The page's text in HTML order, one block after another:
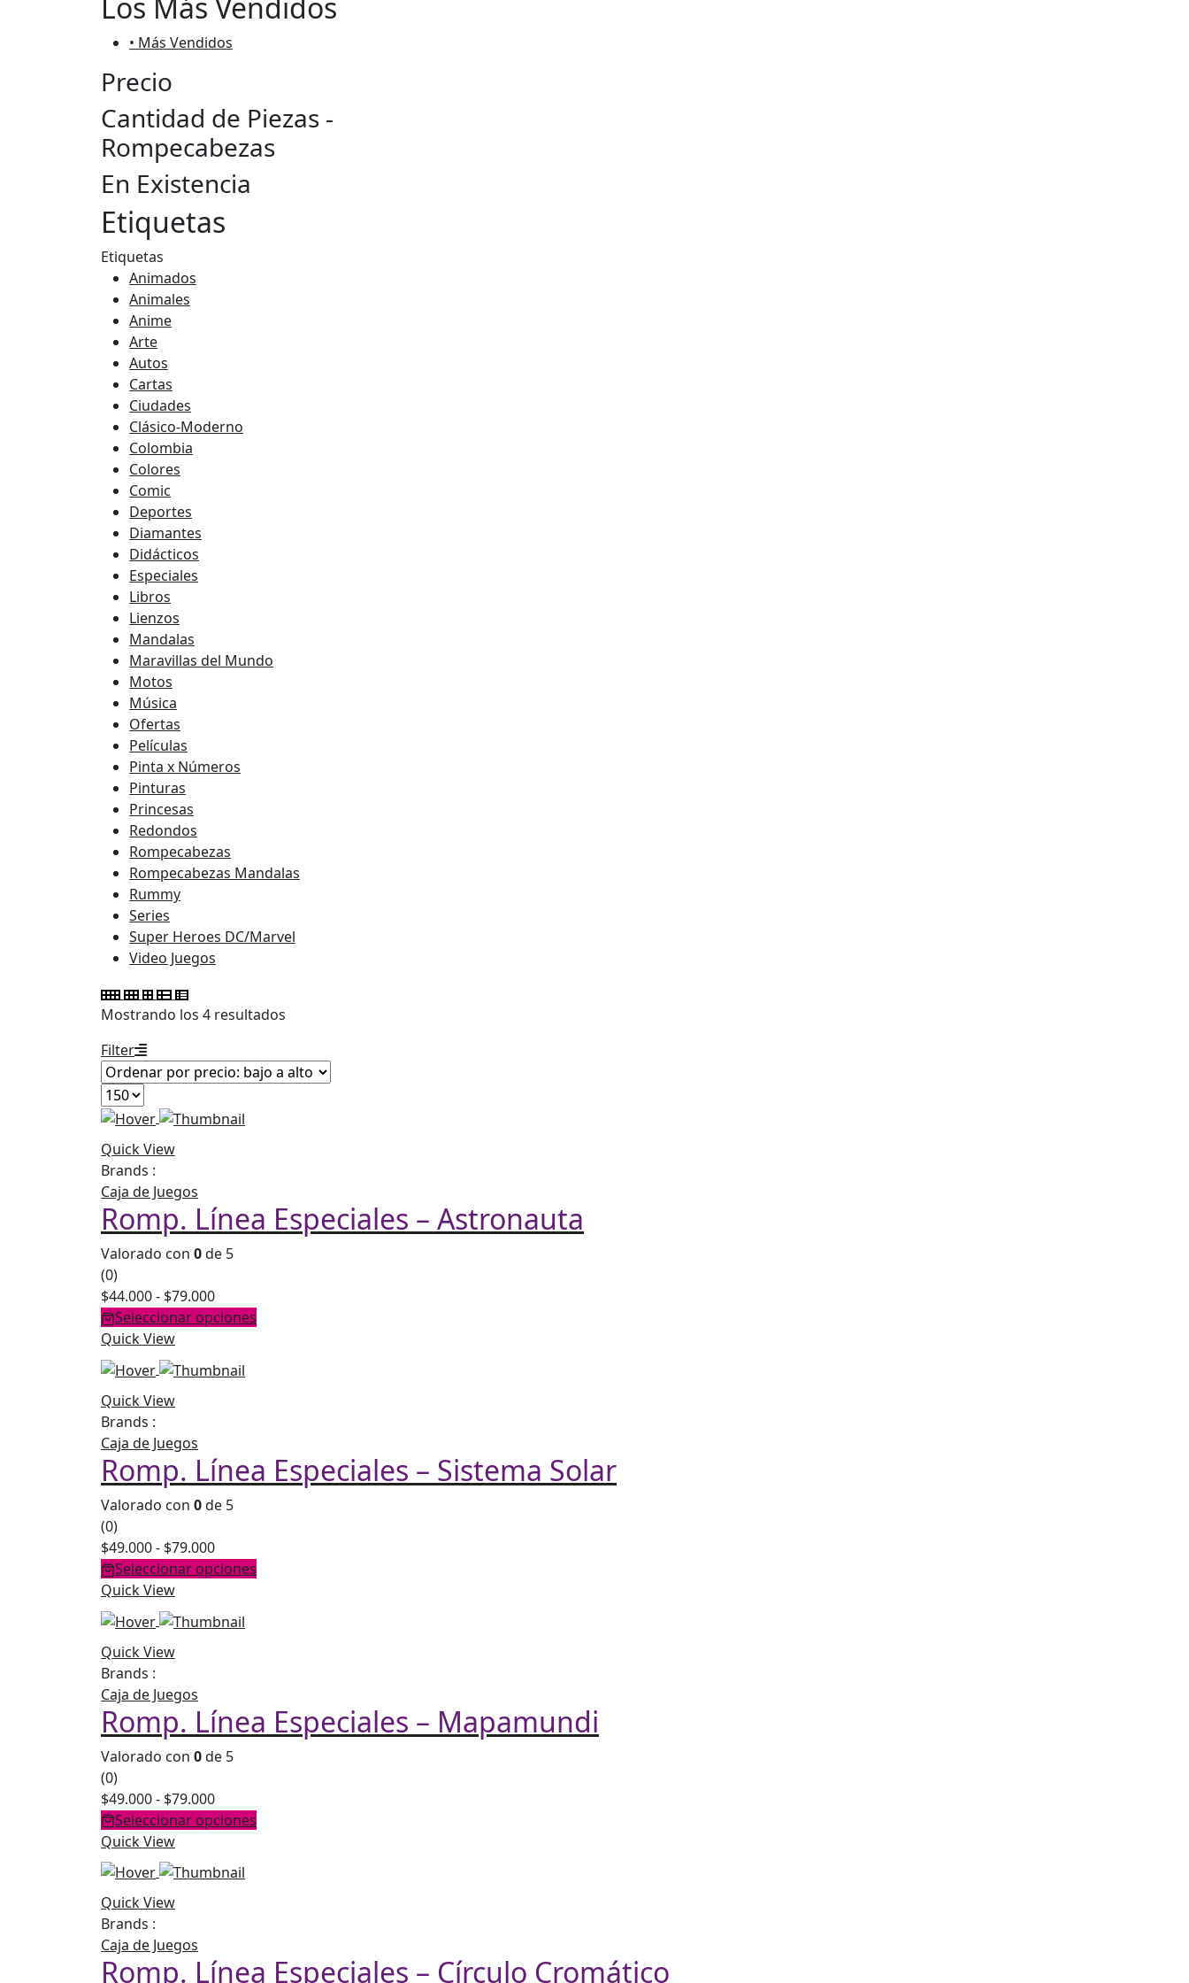
Los Más Vendidos
• Más Vendidos
Precio
Cantidad de Piezas -
Rompecabezas
En Existencia
Etiquetas
Etiquetas
Animados
Animales
Anime
Arte
Autos
Cartas
Ciudades
Clásico-Moderno
Colombia
Colores
Comic
Deportes
Diamantes
Didácticos
Especiales
Libros
Lienzos
Mandalas
Maravillas del Mundo
Motos
Música
Ofertas
Películas
Pinta x Números
Pinturas
Princesas
Redondos
Rompecabezas
Rompecabezas Mandalas
Rummy
Series
Super Heroes DC/Marvel
Video Juegos
Mostrando los 4 resultados
precio:
bajo
Filter
Quick View
Brands :
Caja de Juegos
Romp. Línea Especiales – Astronauta
Valorado con 0de 5
(0)
$44.000- $79.000Rango
de
$44.000
Seleccionar opciones
Quick View
Quick View
Brands :
Caja de Juegos
Romp. Línea Especiales – Sistema Solar
Valorado con 0de 5
(0)
$49.000- $79.000Rango
de
$49.000
Seleccionar opciones
Quick View
Quick View
Brands :
Caja de Juegos
Romp. Línea Especiales – Mapamundi
Valorado con 0de 5
(0)
$49.000- $79.000Rango
de
$49.000
Seleccionar opciones
Quick View
Quick View
Brands :
Caja de Juegos
Romp. Línea Especiales – Círculo Cromático